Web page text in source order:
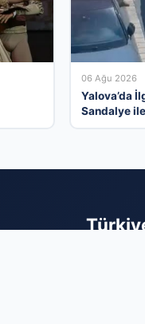
06 Ağu 2026
Yalova’da
Sandalye